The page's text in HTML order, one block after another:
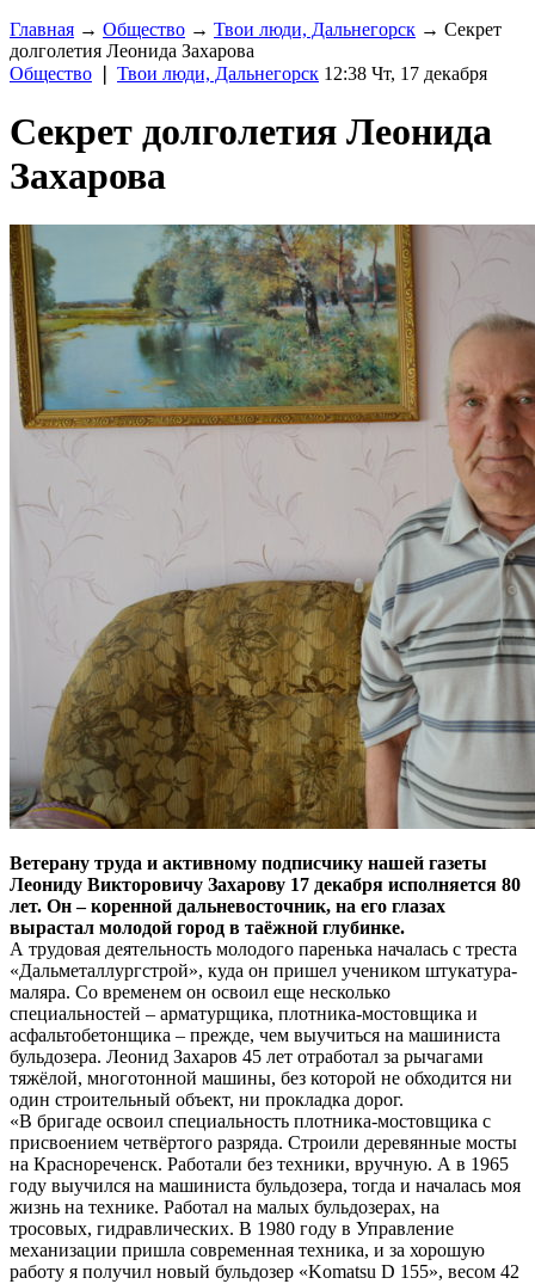
Главная → Общество → Твои люди, Дальнегорск → Секрет
долголетия Леонида Захарова
Общество
Твои люди, Дальнегорск 12:38 Чт, 17 декабря
Секрет долголетия Леонида
Захарова
Ветерану труда и активному подписчику нашей газеты
Леониду Викторовичу Захарову 17 декабря исполняется 80
лет. Он – коренной дальневосточник, на его глазах
вырастал молодой город в таёжной глубинке.
А трудовая деятельность молодого паренька началась с треста
«Дальметаллургстрой», куда он пришел учеником штукатура-
маляра. Со временем он освоил еще несколько
специальностей – арматурщика, плотника-мостовщика и
асфальтобетонщика – прежде, чем выучиться на машиниста
бульдозера. Леонид Захаров 45 лет отработал за рычагами
тяжёлой, многотонной машины, без которой не обходится ни
один строительный объект, ни прокладка дорог.
«В бригаде освоил специальность плотника-мостовщика с
присвоением четвёртого разряда. Строили деревянные мосты
на Краснореченск. Работали без техники, вручную. А в 1965
году выучился на машиниста бульдозера, тогда и началась моя
жизнь на технике. Работал на малых бульдозерах, на
тросовых, гидравлических. В 1980 году в Управление
механизации пришла современная техника, и за хорошую
работу я получил новый бульдозер «Komatsu D 155», весом 42